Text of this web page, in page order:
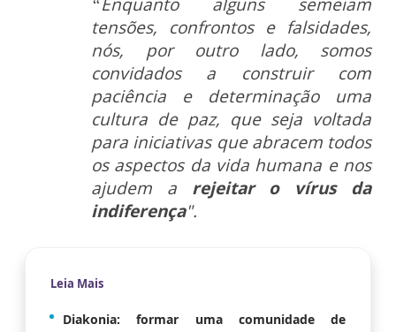
“Enquanto alguns semeiam
tensões, confrontos e falsidades,
nós, por outro lado, somos
convidados a construir com
paciência e determinação uma
cultura de paz, que seja voltada
para iniciativas que abracem todos
os aspectos da vida humana e nos
ajudem a rejeitar o vírus da
indiferença".
Leia Mais
Diakonia: formar uma comunidade de